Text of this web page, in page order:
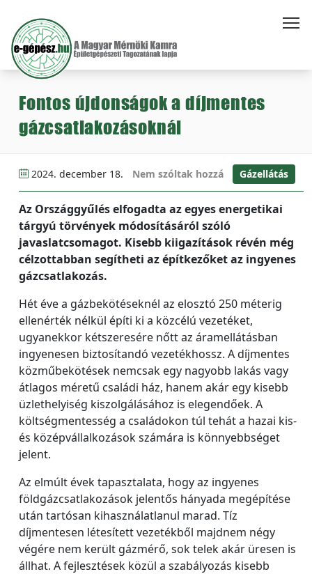
Fontos újdonságok a díjmentes
gázcsatlakozásoknál
2024. december 18. Nem szóltak hozzá Gázellátás
Az Országgyűlés elfogadta az egyes energetikai
tárgyú törvények módosításáról szóló
javaslatcsomagot. Kisebb kiigazítások révén még
célzottabban segítheti az építkezőket az ingyenes
gázcsatlakozás.
Hét éve a gázbekötéseknél az elosztó 250 méterig
ellenérték nélkül építi ki a közcélú vezetéket,
ugyanekkor kétszeresére nőtt az áramellátásban
ingyenesen biztosítandó vezetékhossz. A díjmentes
közműbekötések nemcsak egy nagyobb lakás vagy
átlagos méretű családi ház, hanem akár egy kisebb
üzlethelyiség kiszolgálásához is elegendőek. A
költségmentesség a családokon túl tehát a hazai kis-
és középvállalkozások számára is könnyebbséget
jelent.
Az elmúlt évek tapasztalata, hogy az ingyenes
földgázcsatlakozások jelentős hányada megépítése
után tartósan kihasználatlanul marad. Tíz
díjmentesen létesített vezetékből majdnem négy
végére nem került gázmérő, sok telek akár üresen is
állhat. A fejlesztések közül a szabályozás kisebb